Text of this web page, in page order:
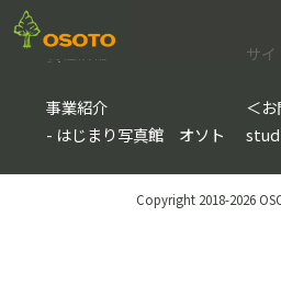
会社情報 サ
事業紹介
- はじまり写真館 オソト
＜
Copyright 2018-2026